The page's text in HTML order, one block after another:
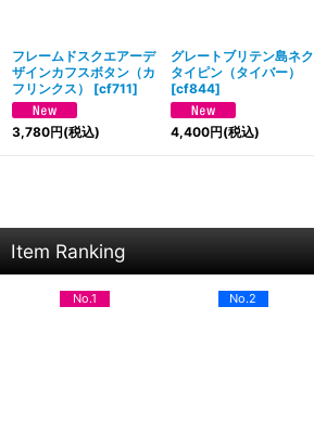
フレームドスクエアーデ
ザインカフスボタン（カ
フリンクス）
[cf711]
3,780円(税込)
グレートブリテン島ネク
タイピン（タイバー）
[cf844]
4,400円(税込)
Item Ranking
No.1 No.2